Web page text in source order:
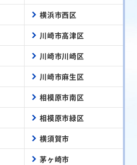
横浜市西区
川崎市高津区
川崎市川崎区
川崎市麻生区
相模原市南区
相模原市緑区
横須賀市
茅ヶ崎市